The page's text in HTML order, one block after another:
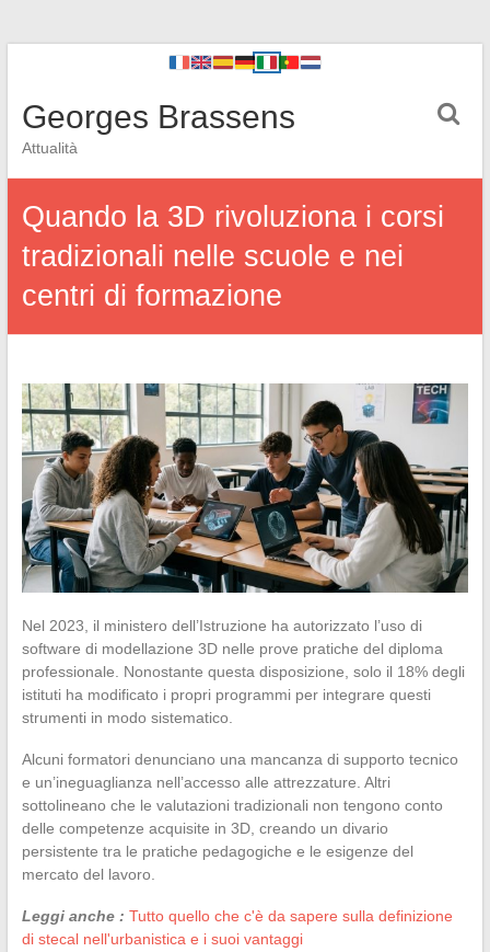
Georges Brassens
Attualità
Quando la 3D rivoluziona i corsi
tradizionali nelle scuole e nei
centri di formazione
Nel 2023, il ministero dell’Istruzione ha autorizzato l’uso di
software di modellazione 3D nelle prove pratiche del diploma
professionale. Nonostante questa disposizione, solo il 18% degli
istituti ha modificato i propri programmi per integrare questi
strumenti in modo sistematico.
Alcuni formatori denunciano una mancanza di supporto tecnico
e un’ineguaglianza nell’accesso alle attrezzature. Altri
sottolineano che le valutazioni tradizionali non tengono conto
delle competenze acquisite in 3D, creando un divario
persistente tra le pratiche pedagogiche e le esigenze del
mercato del lavoro.
Leggi anche : Tutto quello che c'è da sapere sulla definizione
di stecal nell'urbanistica e i suoi vantaggi